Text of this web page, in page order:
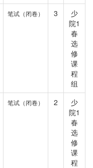
笔试（闭卷） 3
少
院1
春
选
修
课
程
组
笔试（闭卷） 2
少
院1
春
选
修
课
程